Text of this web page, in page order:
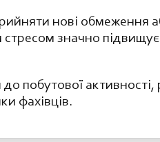
нові обмеження
значно підвищує
побутової
фахівців.